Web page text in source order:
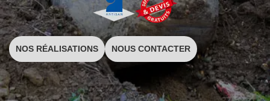
NOS RÉALISATIONS NOUS CONTACTER